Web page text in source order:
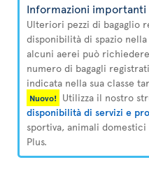
Informazioni importanti
Ulteriori pezzi di bagaglio
disponibilità di spazio
alcuni aerei può
numero di bagagli
indicata nella sua classe
Nuovo! Utilizza il nostro
disponibilità di servizi e
sportiva, animali
Plus.